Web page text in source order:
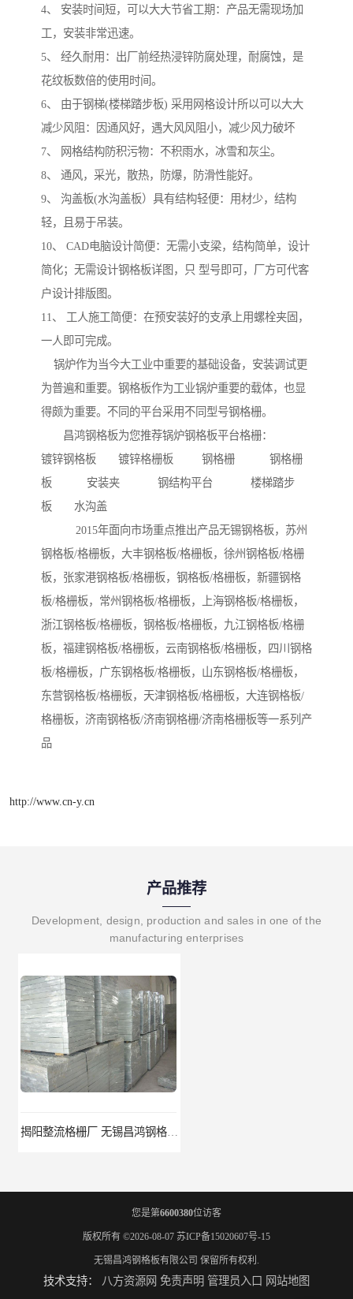
4、 安装时间短，可以大大节省工期：产品无需现场加
工，安装非常迅速。
5、 经久耐用：出厂前经热浸锌防腐处理，耐腐蚀，是
花纹板数倍的使用时间。
6、 由于钢梯(楼梯踏步板) 采用网格设计所以可以大大
减少风阻：因通风好，遇大风风阻小，减少风力破坏
7、 网格结构防积污物：不积雨水，冰雪和灰尘。
8、 通风，采光，散热，防爆，防滑性能好。
9、 沟盖板(水沟盖板）具有结构轻便：用材少，结构
轻，且易于吊装。
10、 CAD电脑设计简便：无需小支梁，结构简单，设计
简化；无需设计钢格板详图，只 型号即可，厂方可代客
户设计排版图。
11、 工人施工简便：在预安装好的支承上用螺栓夹固，
一人即可完成。
锅炉作为当今大工业中重要的基础设备，安装调试更
为普遍和重要。钢格板作为工业锅炉重要的载体，也显
得颇为重要。不同的平台采用不同型号钢格栅。
昌鸿钢格板为您推荐锅炉钢格板平台格栅：
镀锌钢格板 镀锌格栅板 钢格栅 钢格栅
板 安装夹 钢结构平台 楼梯踏步
板 水沟盖
2015年面向市场重点推出产品无锡钢格板，苏州
钢格板/格栅板，大丰钢格板/格栅板，徐州钢格板/格栅
板，张家港钢格板/格栅板，钢格板/格栅板，新疆钢格
板/格栅板，常州钢格板/格栅板，上海钢格板/格栅板，
浙江钢格板/格栅板，钢格板/格栅板，九江钢格板/格栅
板，福建钢格板/格栅板，云南钢格板/格栅板，四川钢格
板/格栅板，广东钢格板/格栅板，山东钢格板/格栅板，
东营钢格板/格栅板，天津钢格板/格栅板，大连钢格板/
格栅板，济南钢格板/济南钢格栅/济南格栅板等一系列产
品
http://www.cn-y.cn
产品推荐
Development, design, production and sales in one of the
manufacturing enterprises
揭阳整流格栅厂 无锡昌鸿钢格板有限公司
您是第6600380位访客
版权所有 ©2026-08-07 苏ICP备15020607号-15
无锡昌鸿钢格板有限公司 保留所有权利.
技术支持： 八方资源网 免责声明 管理员入口 网站地图